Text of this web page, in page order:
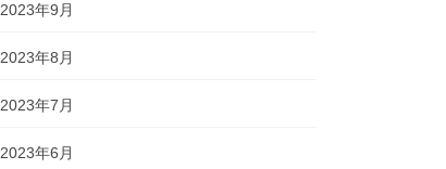
2023年9月
2023年8月
2023年7月
2023年6月